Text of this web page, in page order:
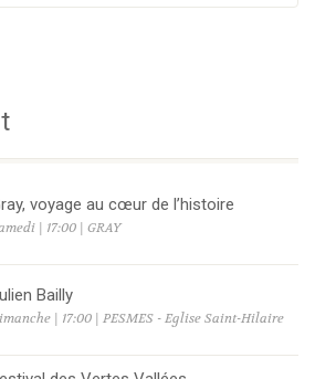
voyage au cœur de l’histoire
| 17:00 | GRAY
Bailly
| 17:00 | PESMES - Eglise Saint-Hilaire